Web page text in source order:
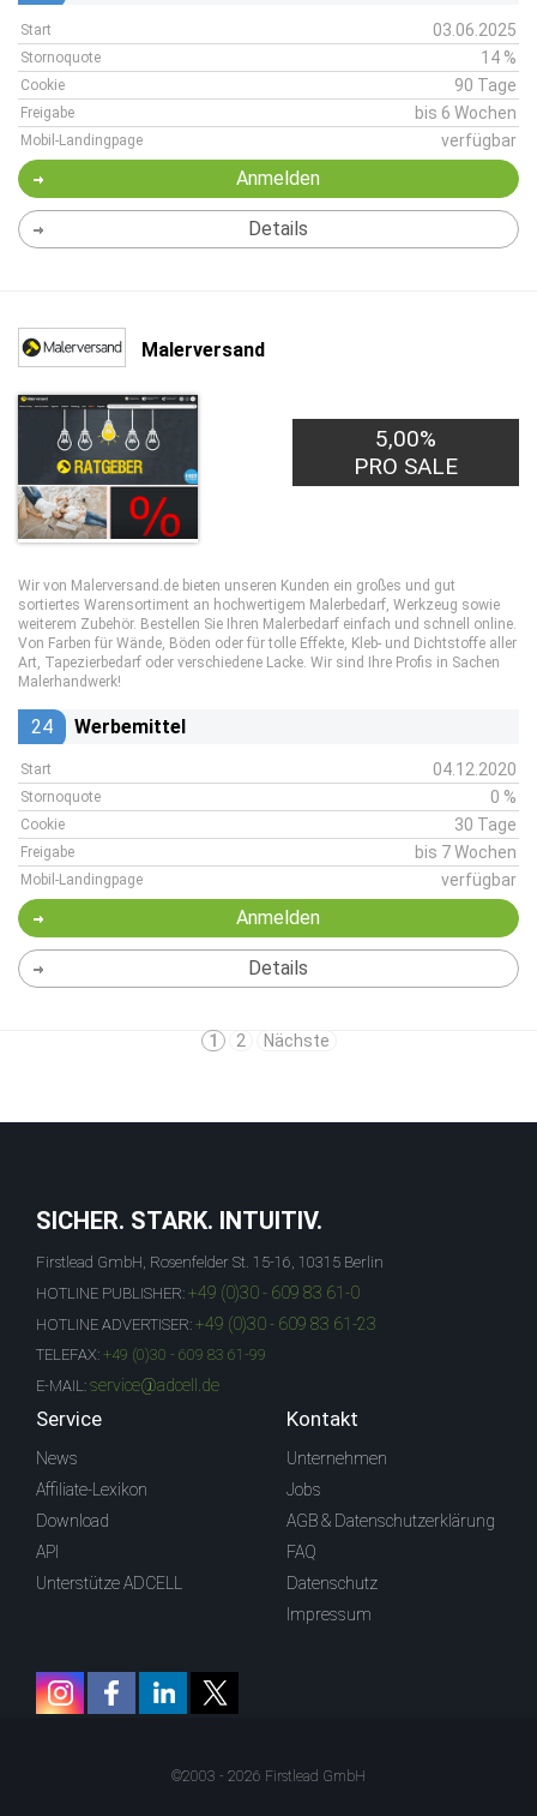
Start 03.06.2025
Stornoquote 14 %
Cookie 90 Tage
Freigabe bis 6 Wochen
Mobil-Landingpage verfügbar
Anmelden
Details
Malerversand
5,00%
PRO SALE
Wir von Malerversand.de bieten unseren Kunden ein großes und gut
sortiertes Warensortiment an hochwertigem Malerbedarf, Werkzeug sowie
weiterem Zubehör. Bestellen Sie Ihren Malerbedarf einfach und schnell online.
Von Farben für Wände, Böden oder für tolle Effekte, Kleb- und Dichtstoffe aller
Art, Tapezierbedarf oder verschiedene Lacke. Wir sind Ihre Profis in Sachen
Malerhandwerk!
24 Werbemittel
Start 04.12.2020
Stornoquote 0 %
Cookie 30 Tage
Freigabe bis 7 Wochen
Mobil-Landingpage verfügbar
Anmelden
Details
1 2 Nächste
SICHER. STARK. INTUITIV.
Firstlead GmbH, Rosenfelder St. 15-16, 10315 Berlin
HOTLINE PUBLISHER: +49 (0)30 - 609 83 61-0
HOTLINE ADVERTISER: +49 (0)30 - 609 83 61-23
TELEFAX: +49 (0)30 - 609 83 61-99
E-MAIL: service@adcell.de
Service
News
Affiliate-Lexikon
Download
API
Unterstütze ADCELL
Kontakt
Unternehmen
Jobs
AGB & Datenschutzerklärung
FAQ
Datenschutz
Impressum
©2003 - 2026 Firstlead GmbH